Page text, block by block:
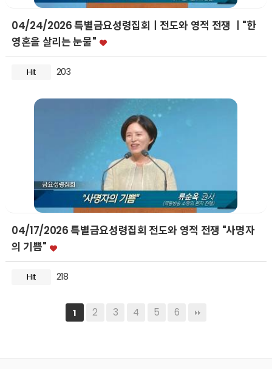
04/24/2026 특별금요성령집회ㅣ전도와 영적 전쟁 ㅣ"한
영혼을 살리는 눈물"
Hit 203
04/17/2026 특별금요성령집회 전도와 영적 전쟁 "사명자
의 기쁨"
Hit 218
1 2 3 4 5 6